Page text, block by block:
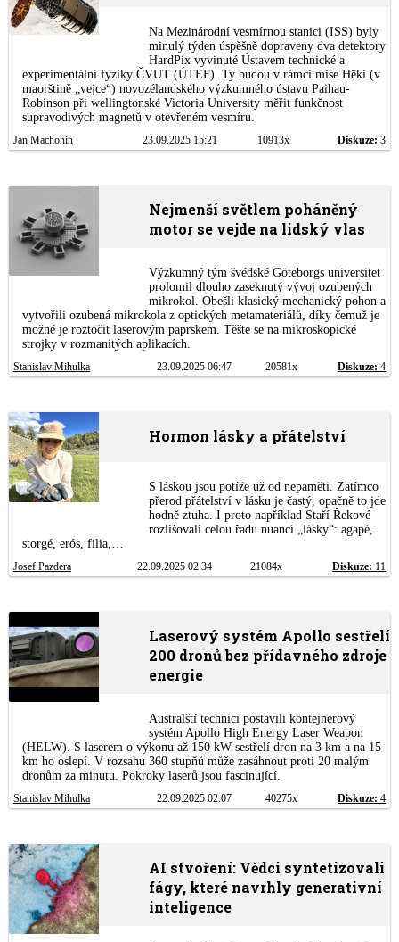
Na Mezinárodní vesmírnou stanici (ISS) byly
minulý týden úspěšně dopraveny dva detektory
HardPix vyvinuté Ústavem technické a
experimentální fyziky ČVUT (ÚTEF). Ty budou v rámci mise Hēki (v
maorštině „vejce“) novozélandského výzkumného ústavu Paihau-
Robinson při wellingtonské Victoria University měřit funkčnost
supravodivých magnetů v otevřeném vesmíru.
Jan Machonin 23.09.2025 15:21 10913x Diskuze: 3
Nejmenší světlem poháněný
motor se vejde na lidský vlas
Výzkumný tým švédské Göteborgs universitet
prolomil dlouho zaseknutý vývoj ozubených
mikrokol. Obešli klasický mechanický pohon a
vytvořili ozubená mikrokola z optických metamateriálů, díky čemuž je
možné je roztočit laserovým paprskem. Těšte se na mikroskopické
strojky v rozmanitých aplikacích.
Stanislav Mihulka 23.09.2025 06:47 20581x Diskuze: 4
Hormon lásky a přátelství
S láskou jsou potíže už od nepaměti. Zatímco
přerod přátelství v lásku je častý, opačně to jde
hodně ztuha. I proto například Staří Řekové
rozlišovali celou řadu nuancí „lásky“: agapé,
storgé, erós, filia,…
Josef Pazdera 22.09.2025 02:34 21084x Diskuze: 11
Laserový systém Apollo sestřelí
200 dronů bez přídavného zdroje
energie
Australští technici postavili kontejnerový
systém Apollo High Energy Laser Weapon
(HELW). S laserem o výkonu až 150 kW sestřelí dron na 3 km a na 15
km ho oslepí. V rozsahu 360 stupňů může zasáhnout proti 20 malým
dronům za minutu. Pokroky laserů jsou fascinující.
Stanislav Mihulka 22.09.2025 02:07 40275x Diskuze: 4
AI stvoření: Vědci syntetizovali
fágy, které navrhly generativní
inteligence